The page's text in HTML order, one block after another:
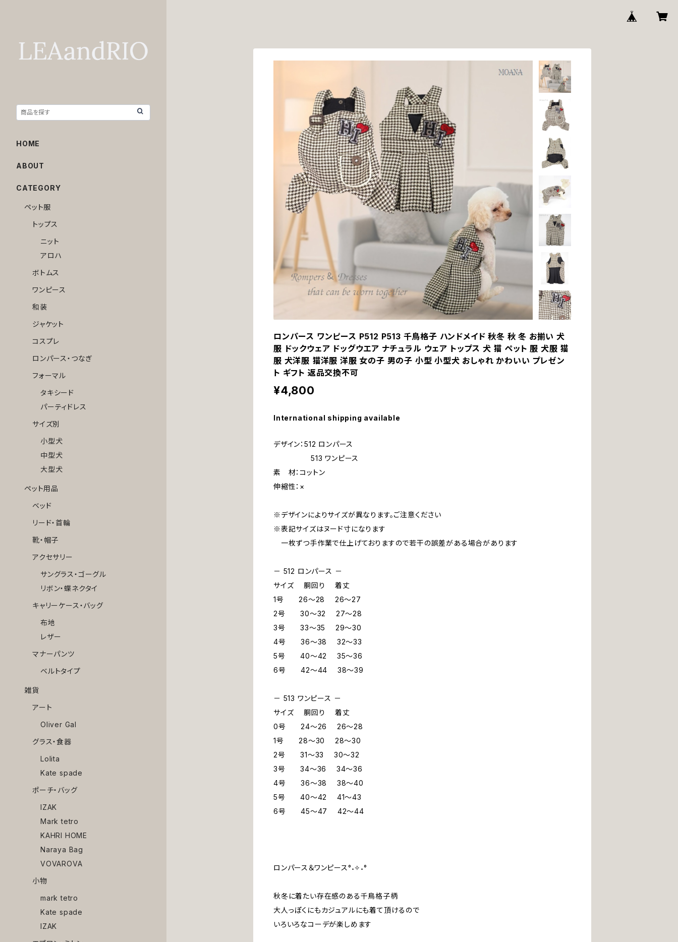
ロンパース ワンピース P512 P513 千鳥格子 ハンドメイド 秋冬 秋 冬 お揃い 犬
服 ドックウェア ドッグウエア ナチュラル ウェア トップス 犬 猫 ペット 服 犬服 猫
服 犬洋服 猫洋服 洋服 女の子 男の子 小型 小型犬 おしゃれ かわいい プレゼン
ト ギフト 返品交換不可
¥4,800
International shipping available
デザイン：512 ロンパース
513 ワンピース
素 材：コットン
伸縮性：×
※デザインによりサイズが異なります。ご注意ください
※表記サイズはヌード寸になります
一枚ずつ手作業で仕上げておりますので若干の誤差がある場合があります
－ 512 ロンパース －
サイズ 胴回り 着丈
1号 26～28 26～27
2号 30～32 27～28
3号 33～35 29～30
4号 36～38 32～33
5号 40～42 35～36
6号 42～44 38～39
－ 513 ワンピース －
サイズ 胴回り 着丈
0号 24～26 26～28
1号 28～30 28～30
2号 31～33 30～32
3号 34～36 34～36
4号 36～38 38～40
5号 40～42 41～43
6号 45～47 42～44
ロンパース＆ワンピース°˖✧˖°
秋冬に着たい存在感のある千鳥格子柄
大人っぽくにもカジュアルにも着て頂けるので
いろいろなコーデが楽しめます
HOME
ABOUT
CATEGORY
ペット服
トップス
ニット
アロハ
ボトムス
ワンピース
和装
ジャケット
コスプレ
ロンパース・つなぎ
フォーマル
タキシード
パーティドレス
サイズ別
小型犬
中型犬
大型犬
ペット用品
ベッド
リード・首輪
靴・帽子
アクセサリー
サングラス・ゴーグル
リボン・蝶ネクタイ
キャリーケース・バッグ
布地
レザー
マナーパンツ
ベルトタイプ
雑貨
アート
Oliver Gal
グラス・食器
Lolita
Kate spade
ポーチ・バッグ
IZAK
Mark tetro
KAHRI HOME
Naraya Bag
VOVAROVA
小物
mark tetro
Kate spade
IZAK